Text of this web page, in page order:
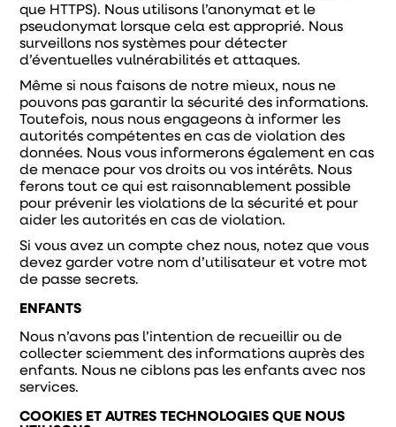
que HTTPS). Nous utilisons l’anonymat et le
pseudonymat lorsque cela est approprié. Nous
surveillons nos systèmes pour détecter
d’éventuelles vulnérabilités et attaques.
Même si nous faisons de notre mieux, nous ne
pouvons pas garantir la sécurité des informations.
Toutefois, nous nous engageons à informer les
autorités compétentes en cas de violation des
données. Nous vous informerons également en cas
de menace pour vos droits ou vos intérêts. Nous
ferons tout ce qui est raisonnablement possible
pour prévenir les violations de la sécurité et pour
aider les autorités en cas de violation.
Si vous avez un compte chez nous, notez que vous
devez garder votre nom d’utilisateur et votre mot
de passe secrets.
ENFANTS
Nous n’avons pas l’intention de recueillir ou de
collecter sciemment des informations auprès des
enfants. Nous ne ciblons pas les enfants avec nos
services.
COOKIES ET AUTRES TECHNOLOGIES QUE NOUS